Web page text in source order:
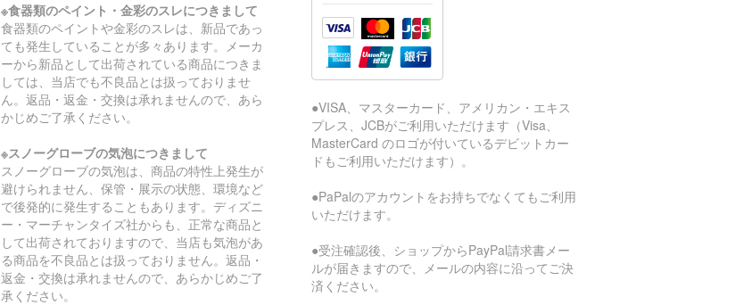
※食器類のペイント・金彩のスレにつきまして
食器類のペイントや金彩のスレは、新品であっ
ても発生していることが多々あります。メーカ
ーから新品として出荷されている商品につきま
しては、当店でも不良品とは扱っておりませ
ん。返品・返金・交換は承れませんので、あら
かじめご了承ください。
※スノーグローブの気泡につきまして
スノーグローブの気泡は、商品の特性上発生が
避けられません、保管・展示の状態、環境など
で後発的に発生することもあります。ディズニ
ー・マーチャンタイズ社からも、正常な商品と
して出荷されておりますので、当店も気泡があ
る商品を不良品とは扱っておりません。返品・
返金・交換は承れませんので、あらかじめご了
承ください。
●VISA、マスターカード、アメリカン・エキス
プレス、JCBがご利用いただけます（Visa、
MasterCard のロゴが付いているデビットカー
ドもご利用いただけます）。
●PaPalのアカウントをお持ちでなくてもご利用
いただけます。
●受注確認後、ショップからPayPal請求書メー
ルが届きますので、メールの内容に沿ってご決
済ください。